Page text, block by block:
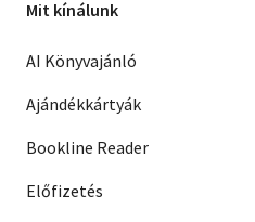
Mit kínálunk
AI Könyvajánló
Ajándékkártyák
Bookline Reader
Előfizetés